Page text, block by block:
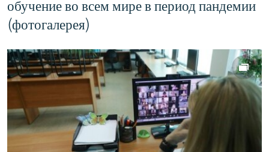
обучение во всем мире в период пандемии
(фотогалерея)